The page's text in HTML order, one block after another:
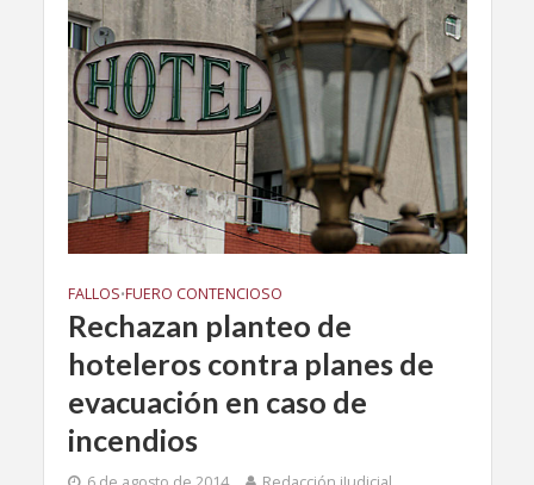
FALLOS•FUERO CONTENCIOSO
Rechazan planteo de
hoteleros contra planes de
evacuación en caso de
incendios